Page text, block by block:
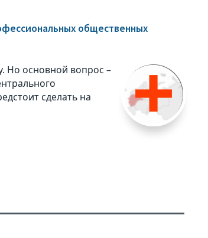
общественных
Но основной вопрос –
сделать на